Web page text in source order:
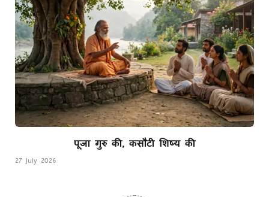
पूजा गुरु की, कसौटी शिष्य की
27 July 2026